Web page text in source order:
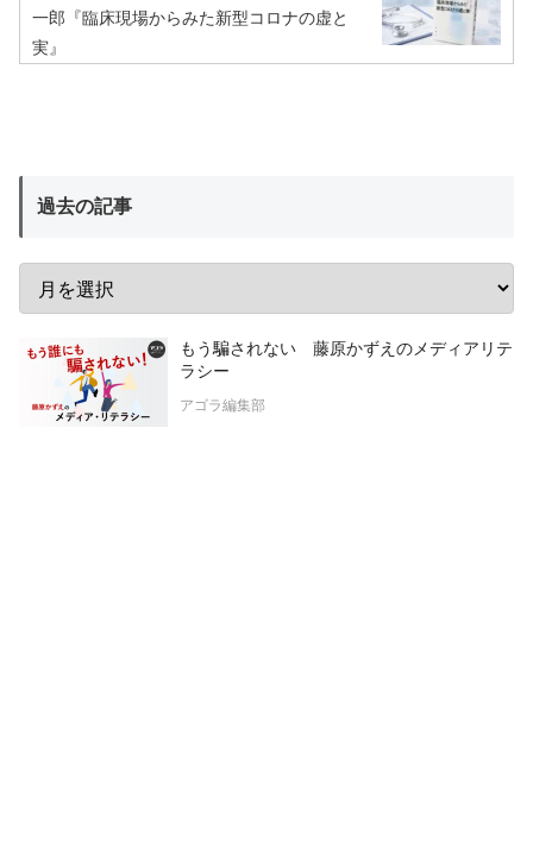
一郎『臨床現場からみた新型コロナの虚と
実』
過去の記事
もう騙されない 藤原かずえのメディアリテ
ラシー
アゴラ編集部